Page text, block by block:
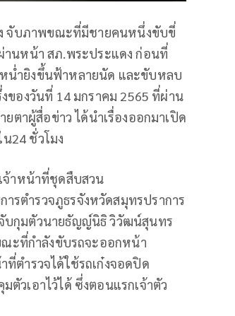
จับภาพขณะที่มีชายคนหนึ่งขับขี่
านหน้า สภ.พระประแดง ก่อนที่
น่ำยิงขึ้นฟ้าหลายนัด และขับหลบ
ของวันที่ 14 มกราคม 2565 ที่ผ่าน
ตาผู้สื่อข่าว ได้นำเรื่องออกมาเปิด
24 ชั่วโมง
จ้าหน้าที่ชุดสืบสวน
รตำรวจภูธรจังหวัดสมุทรปราการ
บกุมตัวนายธัญญ์นิธิ วิวัฒน์สุนทร
ะที่กำลังขับรถจะออกหน้า
ตำรวจได้ใช้รถเก๋งจอดปิด
วเอาไว้ได้ ซึ่งตอนแรกเจ้าตัว